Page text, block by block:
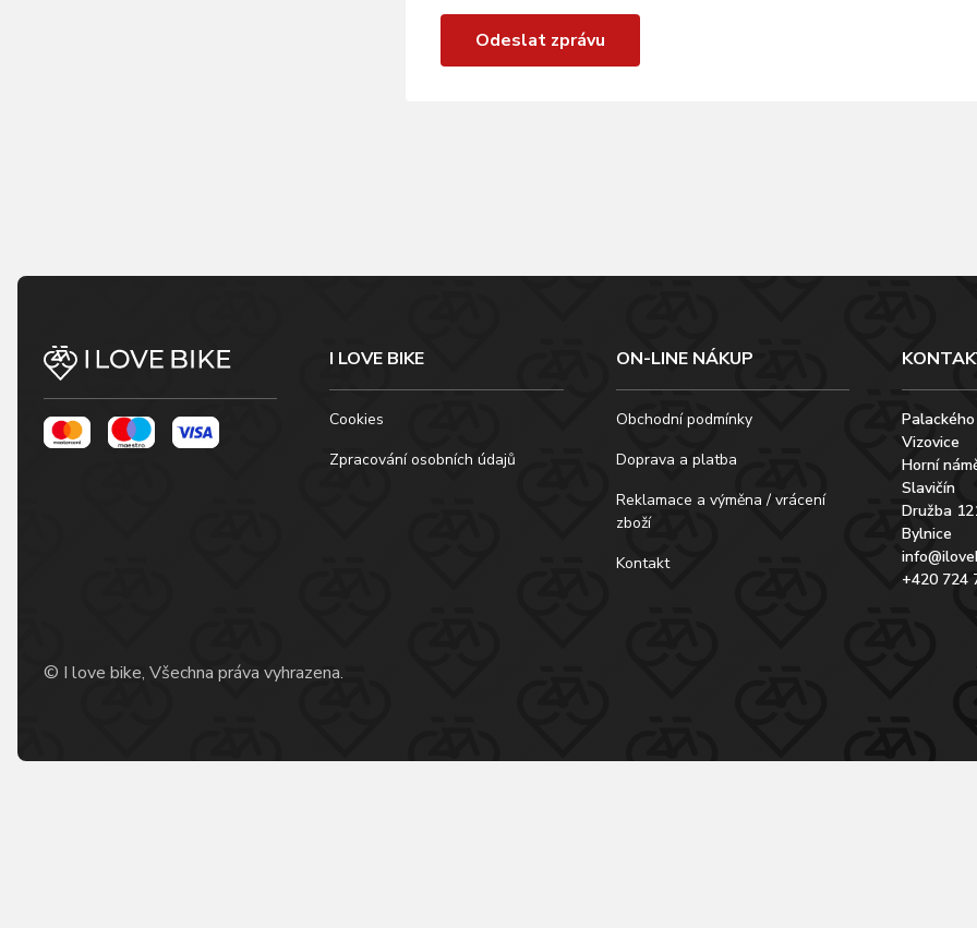
Odeslat zprávu
I LOVE BIKE
Cookies
Zpracování osobních údajů
ON-LINE NÁKUP
Obchodní podmínky
Doprava a platba
Reklamace a výměna / vrácení
zboží
Kontakt
Vizovice
Horní
Slavičín
Družba
Bylnice
+420 724
© I love bike, Všechna práva vyhrazena.